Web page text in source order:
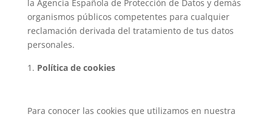
la Agencia Española de Protección de Datos y demás
organismos públicos competentes para cualquier
reclamación derivada del tratamiento de tus datos
personales.
Política de cookies
Para conocer las cookies que utilizamos en nuestra